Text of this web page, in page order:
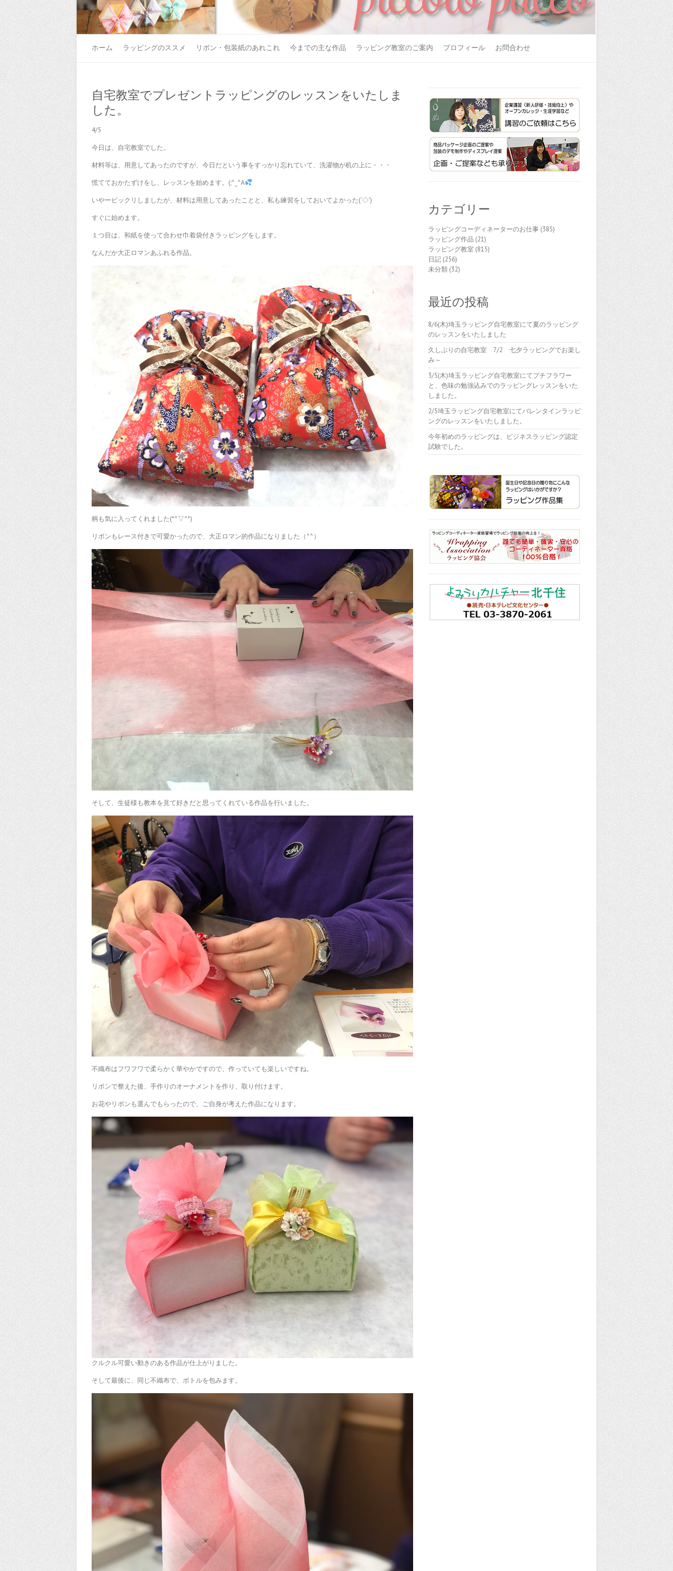
ホーム ラッピングのススメ リボン・包装紙のあれこれ 今までの主な作品 ラッピング教室のご案内 プロフィール お問合わせ
自宅教室でプレゼントラッピングのレッスンをいたしま
した。
4/5
今日は、自宅教室でした。
材料等は、用意してあったのですが、今日だという事をすっかり忘れていて、洗濯物が机の上に・・・
慌てておかたずけをし、レッスンを始めます。(;^_^A
いやービックリしましたが、材料は用意してあったことと、私も練習をしておいてよかった(‘◇’)ゞ
すぐに始めます。
１つ目は、和紙を使って合わせ巾着袋付きラッピングをします。
なんだか大正ロマンあふれる作品。
柄も気に入ってくれました(*^▽^*)
リボンもレース付きで可愛かったので、大正ロマン的作品になりました（^^）
そして、生徒様も教本を見て好きだと思ってくれている作品を行いました。
不織布はフワフワで柔らかく華やかですので、作っていても楽しいですね。
リボンで整えた後、手作りのオーナメントを作り、取り付けます。
お花やリボンも選んでもらったので、ご自身が考えた作品になります。
クルクル可愛い動きのある作品が仕上がりました。
そして最後に、同じ不織布で、ボトルを包みます。
カテゴリー
ラッピングコーディネーターのお仕事(385)
ラッピング作品 (21)
ラッピング教室 (815)
日記(256)
未分類(32)
最近の投稿
8/6(木)埼玉ラッピング自宅教室にて夏のラッピング
のレッスンをいたしました
久しぶりの自宅教室 7/2 七夕ラッピングでお楽し
み～
3/5(木)埼玉ラッピング自宅教室にてプチフラワー
と、色味の勉強込みでのラッピングレッスンをいた
しました。
2/5埼玉ラッピング自宅教室にてバレンタインラッピ
ングのレッスンをいたしました。
今年初めのラッピングは、ビジネスラッピング認定
試験でした。